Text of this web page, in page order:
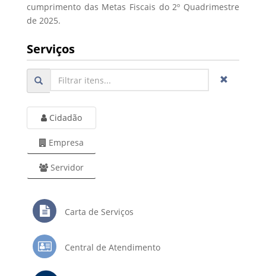
cumprimento das Metas Fiscais do 2º Quadrimestre
de 2025.
Serviços
Cidadão
Empresa
Servidor
Carta de Serviços
Central de Atendimento